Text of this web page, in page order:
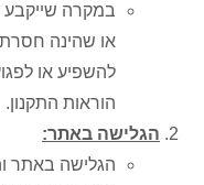
במקרה שייקבע
או שהינה
להשפיע או
הוראות התקנון.
הגלישה באתר:
הגלישה באתר